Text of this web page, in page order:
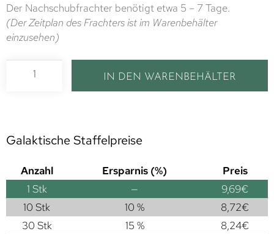
Der Nachschubfrachter benötigt etwa 5 – 7 Tage.
(Der Zeitplan des Frachters ist im Warenbehälter
einzusehen)
IN DEN WARENBEHÄLTER
Galaktische Staffelpreise
Anzahl Ersparnis (%)
Preis
1 Stk — 9,69€
10 Stk
10 % 8,72€
30 Stk
15 % 8,24€